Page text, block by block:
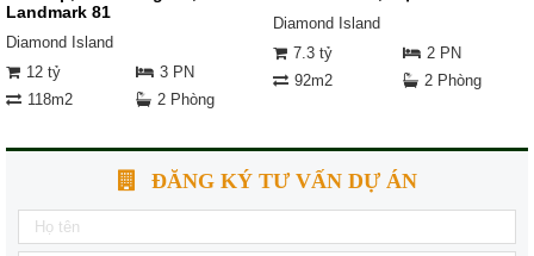
Landmark 81
Diamond Island
12 tỷ
3 PN
118m2
2 Phòng
Diamond Island
7.3 tỷ
2 PN
92m2
2 Phòng
ĐĂNG KÝ TƯ VẤN DỰ ÁN